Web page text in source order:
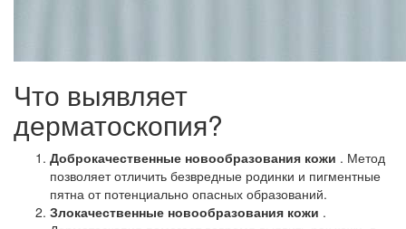
Что выявляет
дерматоскопия?
Доброкачественные новообразования кожи . Метод
позволяет отличить безвредные родинки и пигментные
пятна от потенциально опасных образований.
Злокачественные новообразования кожи .